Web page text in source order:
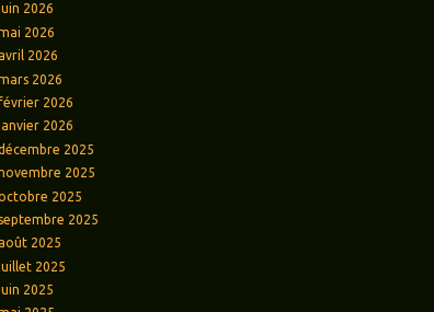
2026
2026
avril 2026
2026
2026
2026
2025
2025
2025
septembre 2025
août 2025
2025
2025